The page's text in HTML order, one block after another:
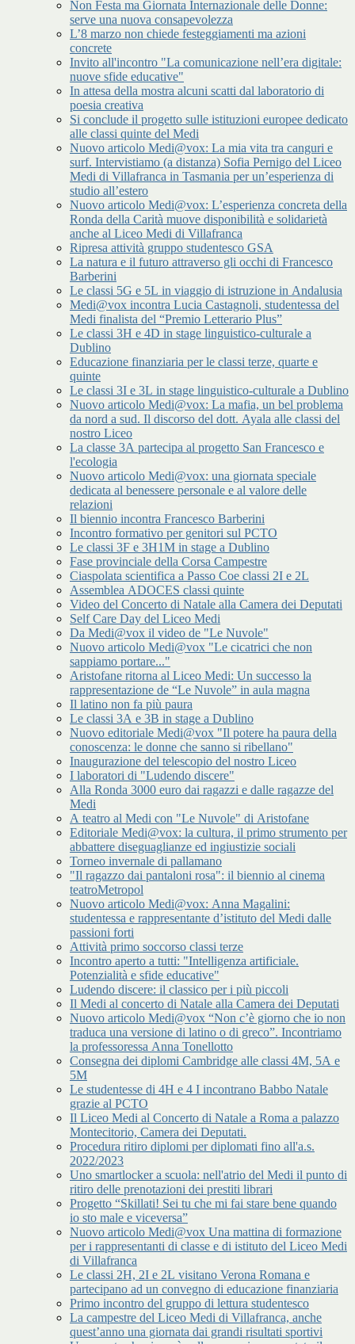
Non Festa ma Giornata Internazionale delle Donne:
serve una nuova consapevolezza
L’8 marzo non chiede festeggiamenti ma azioni
concrete
Invito all'incontro "La comunicazione nell’era digitale:
nuove sfide educative"
In attesa della mostra alcuni scatti dal laboratorio di
poesia creativa
Si conclude il progetto sulle istituzioni europee dedicato
alle classi quinte del Medi
Nuovo articolo Medi@vox: La mia vita tra canguri e
surf. Intervistiamo (a distanza) Sofia Pernigo del Liceo
Medi di Villafranca in Tasmania per un’esperienza di
studio all’estero
Nuovo articolo Medi@vox: L’esperienza concreta della
Ronda della Carità muove disponibilità e solidarietà
anche al Liceo Medi di Villafranca
Ripresa attività gruppo studentesco GSA
La natura e il futuro attraverso gli occhi di Francesco
Barberini
Le classi 5G e 5L in viaggio di istruzione in Andalusia
Medi@vox incontra Lucia Castagnoli, studentessa del
Medi finalista del “Premio Letterario Plus”
Le classi 3H e 4D in stage linguistico-culturale a
Dublino
Educazione finanziaria per le classi terze, quarte e
quinte
Le classi 3I e 3L in stage linguistico-culturale a Dublino
Nuovo articolo Medi@vox: La mafia, un bel problema
da nord a sud. Il discorso del dott. Ayala alle classi del
nostro Liceo
La classe 3A partecipa al progetto San Francesco e
l'ecologia
Nuovo articolo Medi@vox: una giornata speciale
dedicata al benessere personale e al valore delle
relazioni
Il biennio incontra Francesco Barberini
Incontro formativo per genitori sul PCTO
Le classi 3F e 3H1M in stage a Dublino
Fase provinciale della Corsa Campestre
Ciaspolata scientifica a Passo Coe classi 2I e 2L
Assemblea ADOCES classi quinte
Video del Concerto di Natale alla Camera dei Deputati
Self Care Day del Liceo Medi
Da Medi@vox il video de "Le Nuvole"
Nuovo articolo Medi@vox "Le cicatrici che non
sappiamo portare..."
Aristofane ritorna al Liceo Medi: Un successo la
rappresentazione de “Le Nuvole” in aula magna
Il latino non fa più paura
Le classi 3A e 3B in stage a Dublino
Nuovo editoriale Medi@vox "Il potere ha paura della
conoscenza: le donne che sanno si ribellano"
Inaugurazione del telescopio del nostro Liceo
I laboratori di "Ludendo discere"
Alla Ronda 3000 euro dai ragazzi e dalle ragazze del
Medi
A teatro al Medi con "Le Nuvole" di Aristofane
Editoriale Medi@vox: la cultura, il primo strumento per
abbattere diseguaglianze ed ingiustizie sociali
Torneo invernale di pallamano
"Il ragazzo dai pantaloni rosa": il biennio al cinema
teatroMetropol
Nuovo articolo Medi@vox: Anna Magalini:
studentessa e rappresentante d’istituto del Medi dalle
passioni forti
Attività primo soccorso classi terze
Incontro aperto a tutti: "Intelligenza artificiale.
Potenzialità e sfide educative"
Ludendo discere: il classico per i più piccoli
Il Medi al concerto di Natale alla Camera dei Deputati
Nuovo articolo Medi@vox “Non c’è giorno che io non
traduca una versione di latino o di greco”. Incontriamo
la professoressa Anna Tonellotto
Consegna dei diplomi Cambridge alle classi 4M, 5A e
5M
Le studentesse di 4H e 4 I incontrano Babbo Natale
grazie al PCTO
Il Liceo Medi al Concerto di Natale a Roma a palazzo
Montecitorio, Camera dei Deputati.
Procedura ritiro diplomi per diplomati fino all'a.s.
2022/2023
Uno smartlocker a scuola: nell'atrio del Medi il punto di
ritiro delle prenotazioni dei prestiti librari
Progetto “Skillati! Sei tu che mi fai stare bene quando
io sto male e viceversa”
Nuovo articolo Medi@vox Una mattina di formazione
per i rappresentanti di classe e di istituto del Liceo Medi
di Villafranca
Le classi 2H, 2I e 2L visitano Verona Romana e
partecipano ad un convegno di educazione finanziaria
Primo incontro del gruppo di lettura studentesco
La campestre del Liceo Medi di Villafranca, anche
quest’anno una giornata dai grandi risultati sportivi